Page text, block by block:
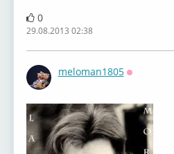
0
29.08.2013 02:38
meloman1805